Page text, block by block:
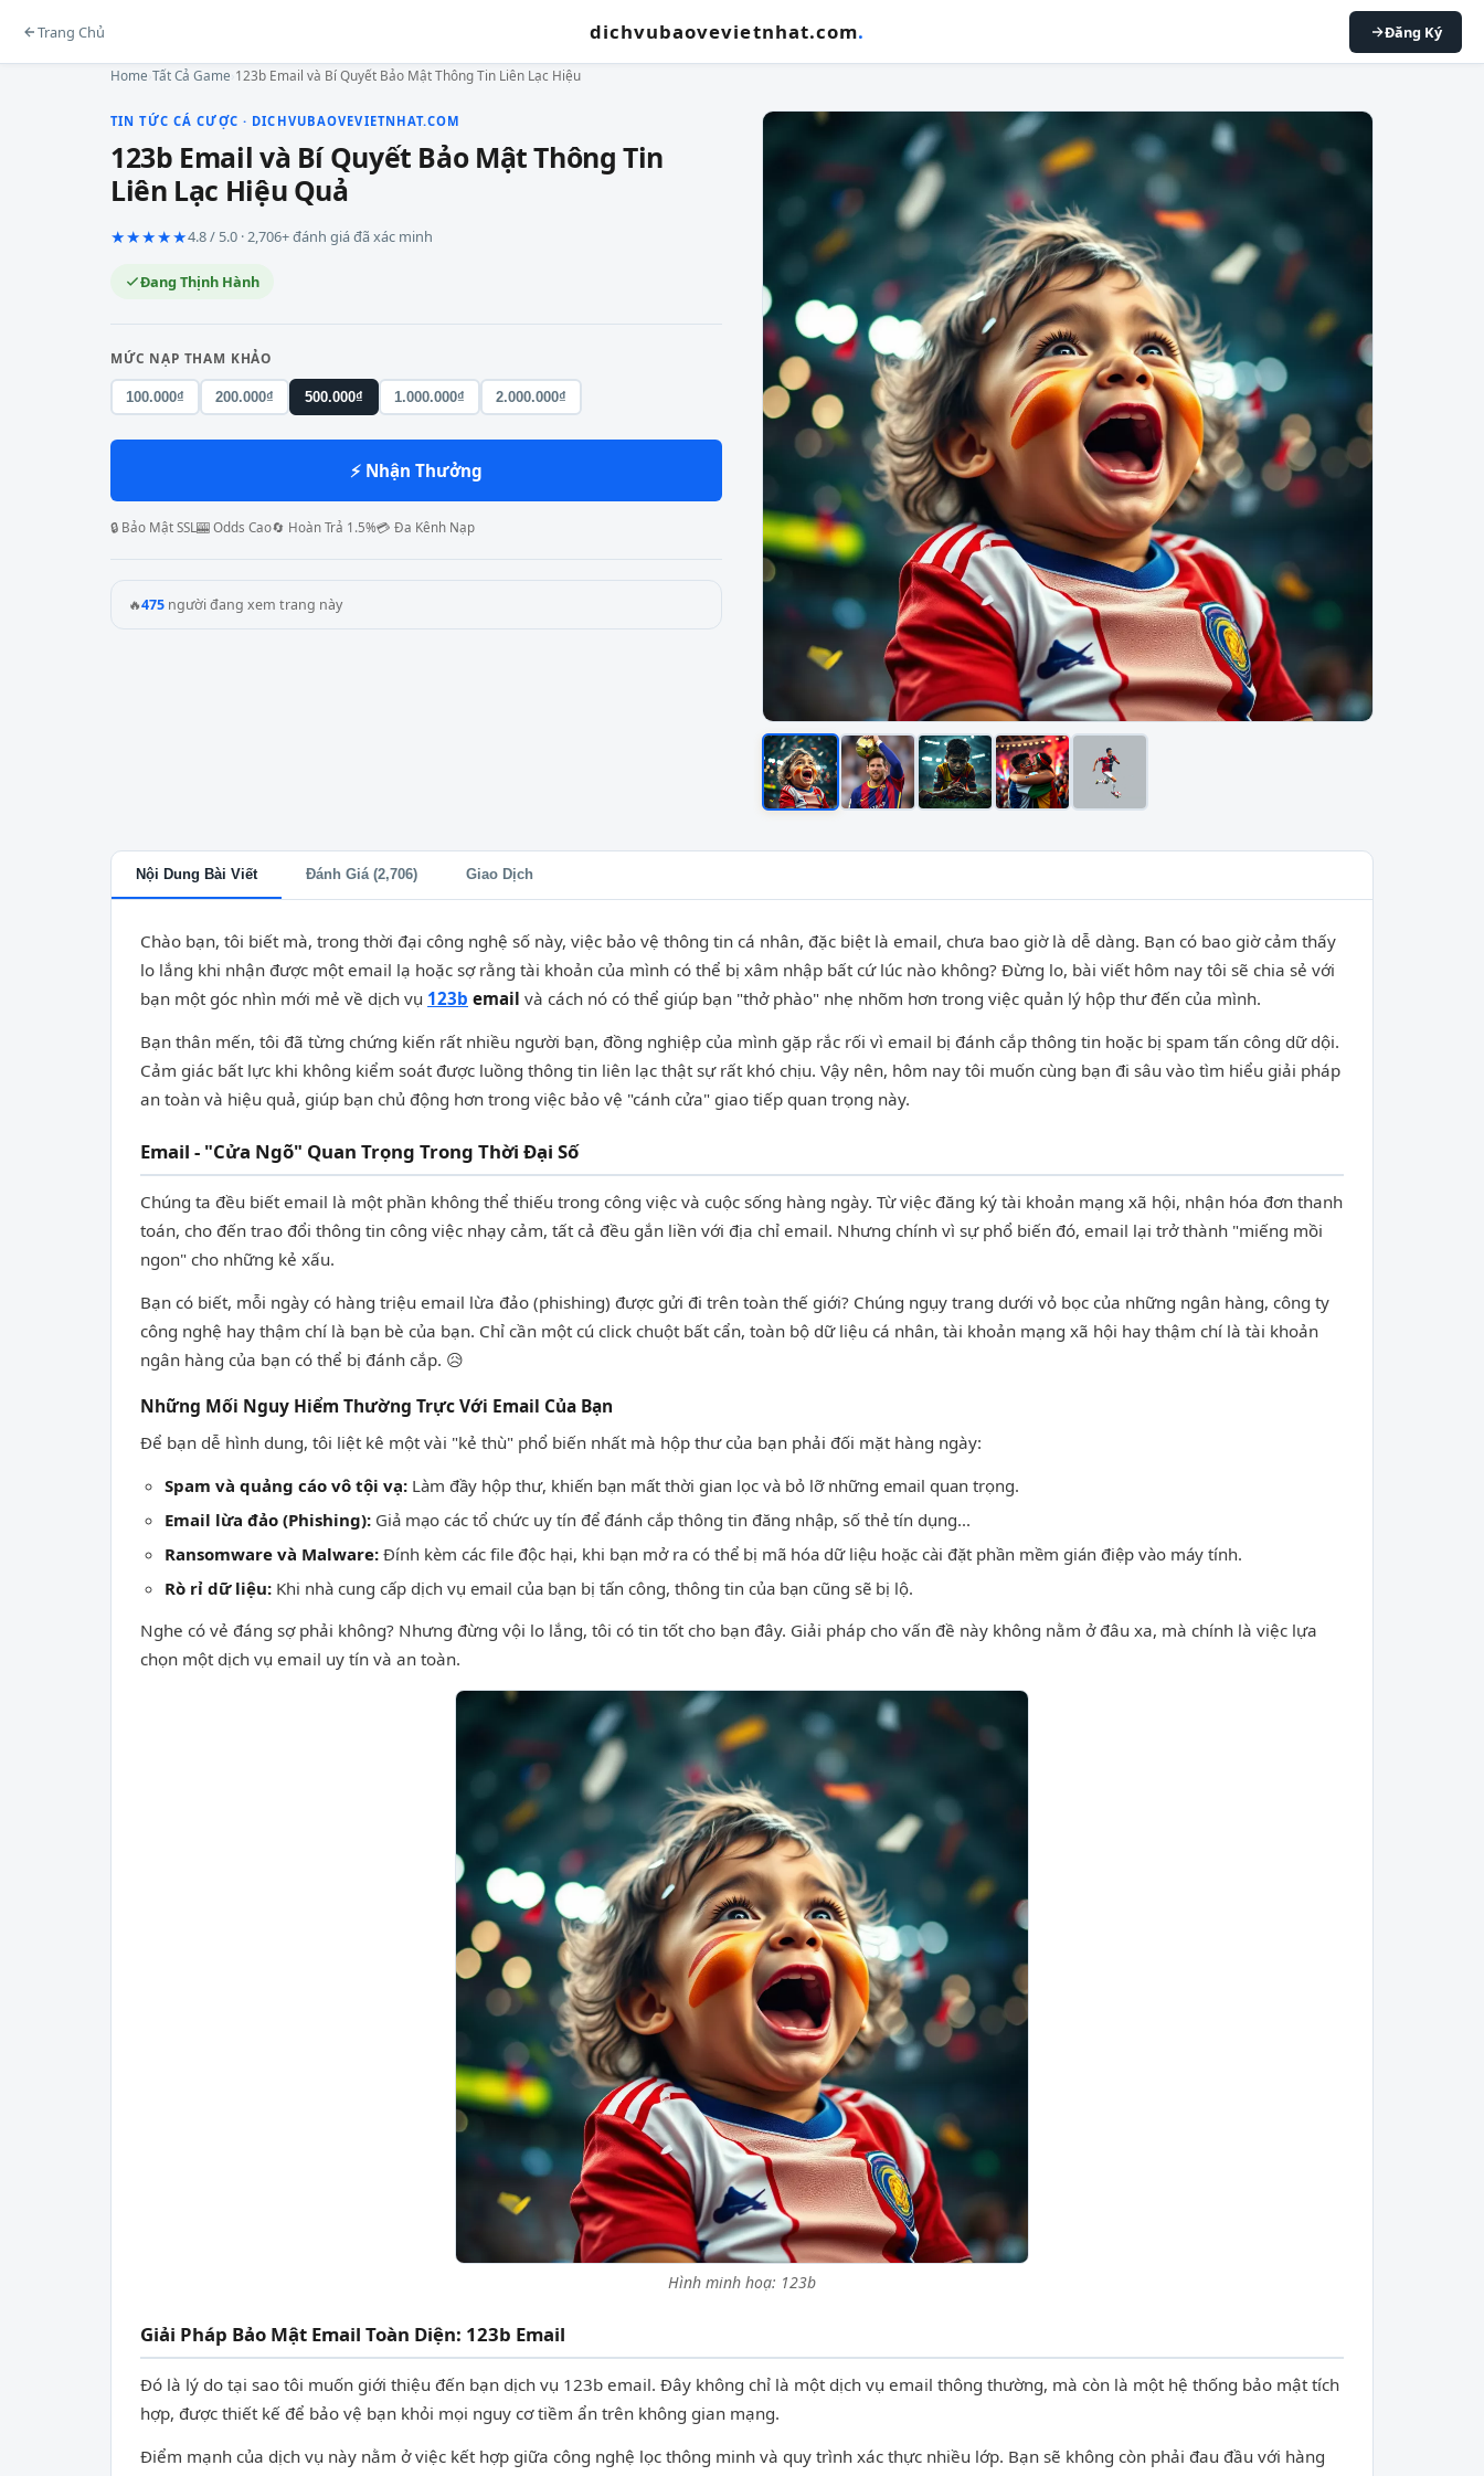
Trang Chủ dichvubaovevietnhat.com. Đăng Ký
Home Tất Cả Game 123b Email và Bí Quyết Bảo Mật Thông Tin Liên Lạc Hiệu
TIN TỨC CÁ CƯỢC · DICHVUBAOVEVIETNHAT.COM
123b Email và Bí Quyết Bảo Mật Thông Tin
Liên Lạc Hiệu Quả
★★★★★4.8 / 5.0 · 2,706+ đánh giá đã xác minh
Đang Thịnh Hành
MỨC NẠP THAM KHẢO
100.000₫ 200.000₫ 500.000₫ 1.000.000₫ 2.000.000₫
⚡ Nhận Thưởng
🔒 Bảo Mật SSL🎰 Odds Cao🔄 Hoàn Trả 1.5%💳 Đa Kênh Nạp
🔥475 người đang xem trang này
Nội Dung Bài Viết Đánh Giá (2,706) Giao Dịch
Chào bạn, tôi biết mà, trong thời đại công nghệ số này, việc bảo vệ thông tin cá nhân, đặc biệt là email, chưa bao giờ là dễ dàng. Bạn có bao giờ cảm thấy
lo lắng khi nhận được một email lạ hoặc sợ rằng tài khoản của mình có thể bị xâm nhập bất cứ lúc nào không? Đừng lo, bài viết hôm nay tôi sẽ chia sẻ với
bạn một góc nhìn mới mẻ về dịch vụ 123b email và cách nó có thể giúp bạn "thở phào" nhẹ nhõm hơn trong việc quản lý hộp thư đến của mình.
Bạn thân mến, tôi đã từng chứng kiến rất nhiều người bạn, đồng nghiệp của mình gặp rắc rối vì email bị đánh cắp thông tin hoặc bị spam tấn công dữ dội.
Cảm giác bất lực khi không kiểm soát được luồng thông tin liên lạc thật sự rất khó chịu. Vậy nên, hôm nay tôi muốn cùng bạn đi sâu vào tìm hiểu giải pháp
an toàn và hiệu quả, giúp bạn chủ động hơn trong việc bảo vệ "cánh cửa" giao tiếp quan trọng này.
Email - "Cửa Ngõ" Quan Trọng Trong Thời Đại Số
Chúng ta đều biết email là một phần không thể thiếu trong công việc và cuộc sống hàng ngày. Từ việc đăng ký tài khoản mạng xã hội, nhận hóa đơn thanh
toán, cho đến trao đổi thông tin công việc nhạy cảm, tất cả đều gắn liền với địa chỉ email. Nhưng chính vì sự phổ biến đó, email lại trở thành "miếng mồi
ngon" cho những kẻ xấu.
Bạn có biết, mỗi ngày có hàng triệu email lừa đảo (phishing) được gửi đi trên toàn thế giới? Chúng ngụy trang dưới vỏ bọc của những ngân hàng, công ty
công nghệ hay thậm chí là bạn bè của bạn. Chỉ cần một cú click chuột bất cẩn, toàn bộ dữ liệu cá nhân, tài khoản mạng xã hội hay thậm chí là tài khoản
ngân hàng của bạn có thể bị đánh cắp. 😥
Những Mối Nguy Hiểm Thường Trực Với Email Của Bạn
Để bạn dễ hình dung, tôi liệt kê một vài "kẻ thù" phổ biến nhất mà hộp thư của bạn phải đối mặt hàng ngày:
Spam và quảng cáo vô tội vạ: Làm đầy hộp thư, khiến bạn mất thời gian lọc và bỏ lỡ những email quan trọng.
Email lừa đảo (Phishing): Giả mạo các tổ chức uy tín để đánh cắp thông tin đăng nhập, số thẻ tín dụng...
Ransomware và Malware: Đính kèm các file độc hại, khi bạn mở ra có thể bị mã hóa dữ liệu hoặc cài đặt phần mềm gián điệp vào máy tính.
Rò rỉ dữ liệu: Khi nhà cung cấp dịch vụ email của bạn bị tấn công, thông tin của bạn cũng sẽ bị lộ.
Nghe có vẻ đáng sợ phải không? Nhưng đừng vội lo lắng, tôi có tin tốt cho bạn đây. Giải pháp cho vấn đề này không nằm ở đâu xa, mà chính là việc lựa
chọn một dịch vụ email uy tín và an toàn.
Hình minh hoạ: 123b
Giải Pháp Bảo Mật Email Toàn Diện: 123b Email
Đó là lý do tại sao tôi muốn giới thiệu đến bạn dịch vụ 123b email. Đây không chỉ là một dịch vụ email thông thường, mà còn là một hệ thống bảo mật tích
hợp, được thiết kế để bảo vệ bạn khỏi mọi nguy cơ tiềm ẩn trên không gian mạng.
Điểm mạnh của dịch vụ này nằm ở việc kết hợp giữa công nghệ lọc thông minh và quy trình xác thực nhiều lớp. Bạn sẽ không còn phải đau đầu với hàng